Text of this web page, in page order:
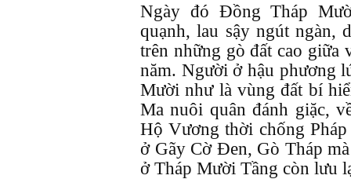
Ngày đó Đồng Tháp
quạnh, lau sậy ngút ngàn,
trên những gò đất cao giữa
năm. Người ở hậu phương
Mười như là vùng đất bí
Ma nuôi quân đánh giặc,
Hộ Vương thời chống
ở Gãy Cờ Đen, Gò Tháp
ở Tháp Mười Tầng còn lưu